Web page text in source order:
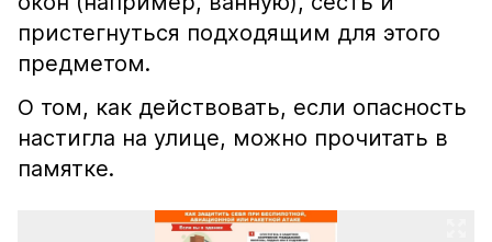
пристегнуться подходящим для этого
предметом.
О том, как действовать, если опасность
настигла на улице, можно прочитать в
памятке.